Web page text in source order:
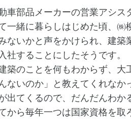
車部品メーカーの営業アシス
一緒に暮らしはじめた頃、㈱
ないかと声をかけられ、建築
社することにしたそうです。
のことを何もわからず、大
ないのか」と教えてくれな
出てくるので、だんだんわか
から毎年一つは国家資格を取